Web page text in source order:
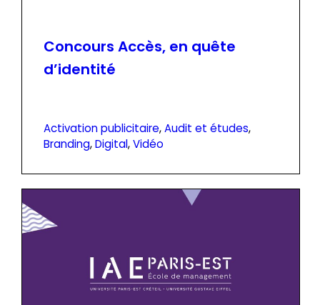
Concours Accès, en quête
d’identité
Activation publicitaire, Audit et études
Branding, Digital, Vidéo